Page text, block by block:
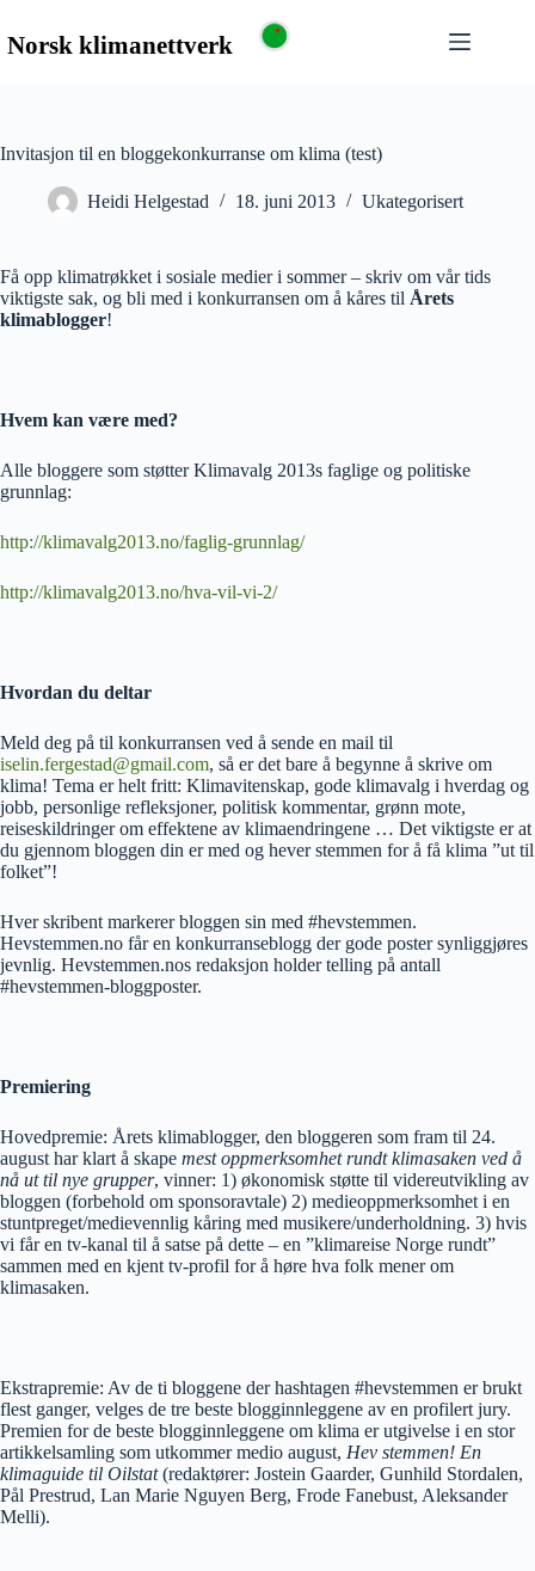
Invitasjon til en bloggekonkurranse om klima (test)
Heidi Helgestad 18. juni 2013 Ukategorisert
Få opp klimatrøkket i sosiale medier i sommer – skriv om vår tids
viktigste sak, og bli med i konkurransen om å kåres til Årets
klimablogger!
Hvem kan være med?
Alle bloggere som støtter Klimavalg 2013s faglige og politiske
grunnlag:
http://klimavalg2013.no/faglig-grunnlag/
http://klimavalg2013.no/hva-vil-vi-2/
Hvordan du deltar
Meld deg på til konkurransen ved å sende en mail til
iselin.fergestad@gmail.com, så er det bare å begynne å skrive om
klima! Tema er helt fritt: Klimavitenskap, gode klimavalg i hverdag og
jobb, personlige refleksjoner, politisk kommentar, grønn mote,
reiseskildringer om effektene av klimaendringene … Det viktigste er at
du gjennom bloggen din er med og hever stemmen for å få klima ”ut til
folket”!
Hver skribent markerer bloggen sin med #hevstemmen.
Hevstemmen.no får en konkurranseblogg der gode poster synliggjøres
jevnlig. Hevstemmen.nos redaksjon holder telling på antall
#hevstemmen-bloggposter.
Premiering
Hovedpremie: Årets klimablogger, den bloggeren som fram til 24.
august har klart å skape mest oppmerksomhet rundt klimasaken ved å
nå ut til nye grupper, vinner: 1) økonomisk støtte til videreutvikling av
bloggen (forbehold om sponsoravtale) 2) medieoppmerksomhet i en
stuntpreget/medievennlig kåring med musikere/underholdning. 3) hvis
vi får en tv-kanal til å satse på dette – en ”klimareise Norge rundt”
sammen med en kjent tv-profil for å høre hva folk mener om
klimasaken.
Ekstrapremie: Av de ti bloggene der hashtagen #hevstemmen er brukt
flest ganger, velges de tre beste blogginnleggene av en profilert jury.
Premien for de beste blogginnleggene om klima er utgivelse i en stor
artikkelsamling som utkommer medio august, Hev stemmen! En
klimaguide til Oilstat(redaktører: Jostein Gaarder, Gunhild Stordalen,
Pål Prestrud, Lan Marie Nguyen Berg, Frode Fanebust, Aleksander
Melli).